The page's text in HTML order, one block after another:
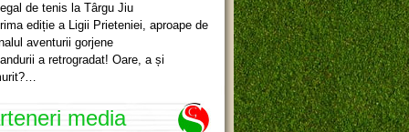
de tenis la Târgu Jiu
ediție a Ligii Prieteniei, aproape de
aventurii gorjene
a retrogradat! Oare, a și
media